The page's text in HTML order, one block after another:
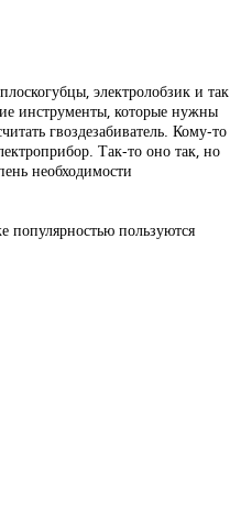
электролобзик и так
инструменты, которые нужны
гвоздезабиватель. Кому-то
Так-то оно так, но
необходимости
популярностью пользуются